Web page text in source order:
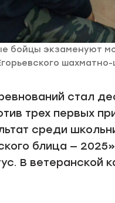
бойцы экзаменуют
стал
трех первых
среди
блица —
В ветеранской